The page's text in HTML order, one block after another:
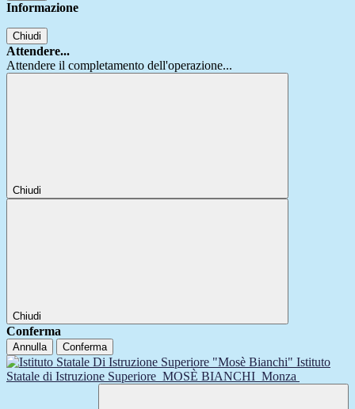
Informazione
Chiudi
Attendere...
Attendere il completamento dell'operazione...
Chiudi
Chiudi
Conferma
Annulla Conferma
Istituto
Statale di Istruzione Superiore MOSÈ BIANCHI Monza